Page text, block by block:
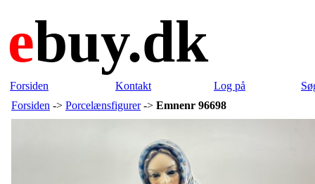
ebuy.dk
Forsiden Kontakt Log på
Forsiden -> Porcelænsfigurer-> Emnenr 96698